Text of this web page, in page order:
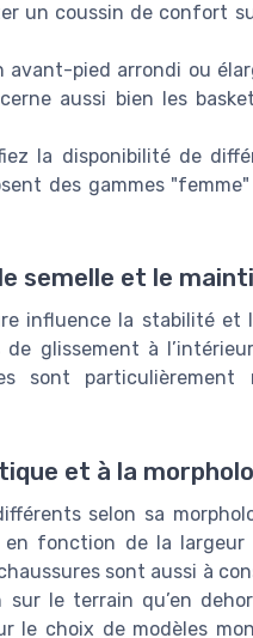
un coussin de confort
avant-pied arrondi ou
aussi bien les
la disponibilité de
des gammes
semelle et le
influence la stabilité et
glissement à
sont
et à la
selon sa
en fonction de la
sont aussi à
le terrain qu’en
le choix de modèles